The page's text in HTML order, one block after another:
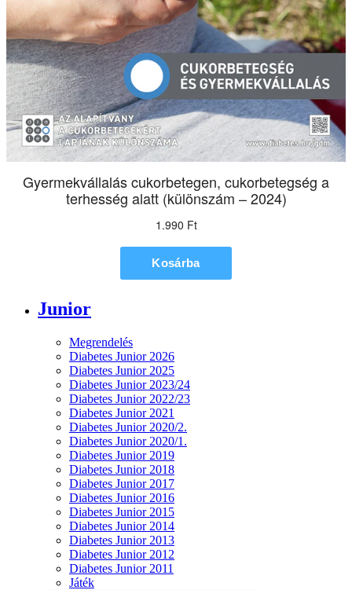
Junior
Megrendelés
Diabetes Junior 2026
Diabetes Junior 2025
Diabetes Junior 2023/24
Diabetes Junior 2022/23
Diabetes Junior 2021
Diabetes Junior 2020/2.
Diabetes Junior 2020/1.
Diabetes Junior 2019
Diabetes Junior 2018
Diabetes Junior 2017
Diabetes Junior 2016
Diabetes Junior 2015
Diabetes Junior 2014
Diabetes Junior 2013
Diabetes Junior 2012
Diabetes Junior 2011
Játék